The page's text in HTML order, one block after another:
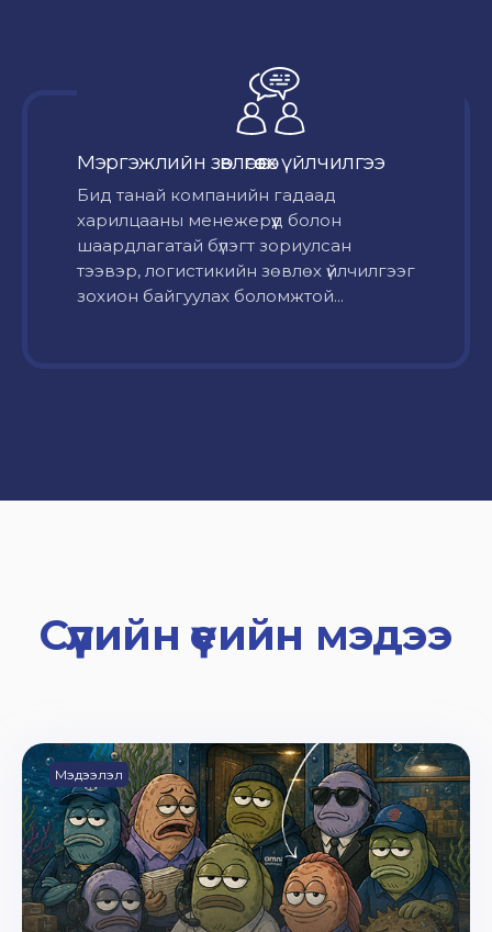
Мэргэжлийн зөвлөгөө өгөх үйлчилгээ
Бид танай компанийн гадаад
харилцааны менежерүүд болон
шаардлагатай бүлэгт зориулсан
тээвэр, логистикийн зөвлөх үйлчилгээг
зохион байгуулах боломжтой...
Сүүлийн үеийн мэдээ
Мэдээлэл